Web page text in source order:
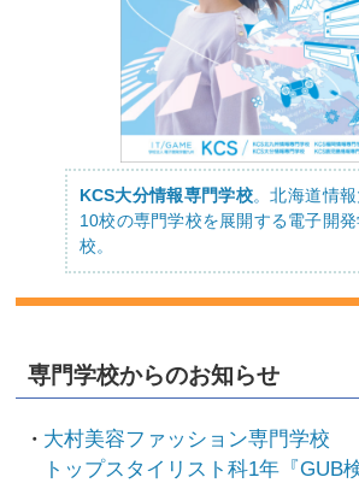
KCS大分情報専門学校。北海道情
10校の専門学校を展開する電子開
校。
専門学校からのお知らせ
大村美容ファッション専門学校
トップスタイリスト科1年『GUB